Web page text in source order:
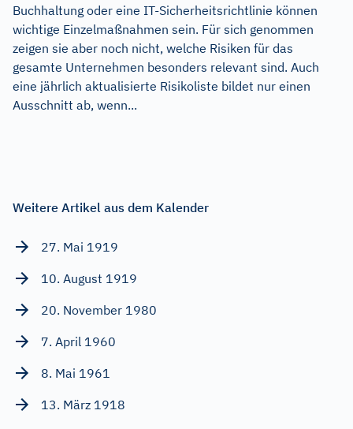
Buchhaltung oder eine IT-Sicherheitsrichtlinie können
wichtige Einzelmaßnahmen sein. Für sich genommen
zeigen sie aber noch nicht, welche Risiken für das
gesamte Unternehmen besonders relevant sind. Auch
eine jährlich aktualisierte Risikoliste bildet nur einen
Ausschnitt ab, wenn...
Weitere Artikel aus dem Kalender
27. Mai 1919
10. August 1919
20. November 1980
7. April 1960
8. Mai 1961
13. März 1918